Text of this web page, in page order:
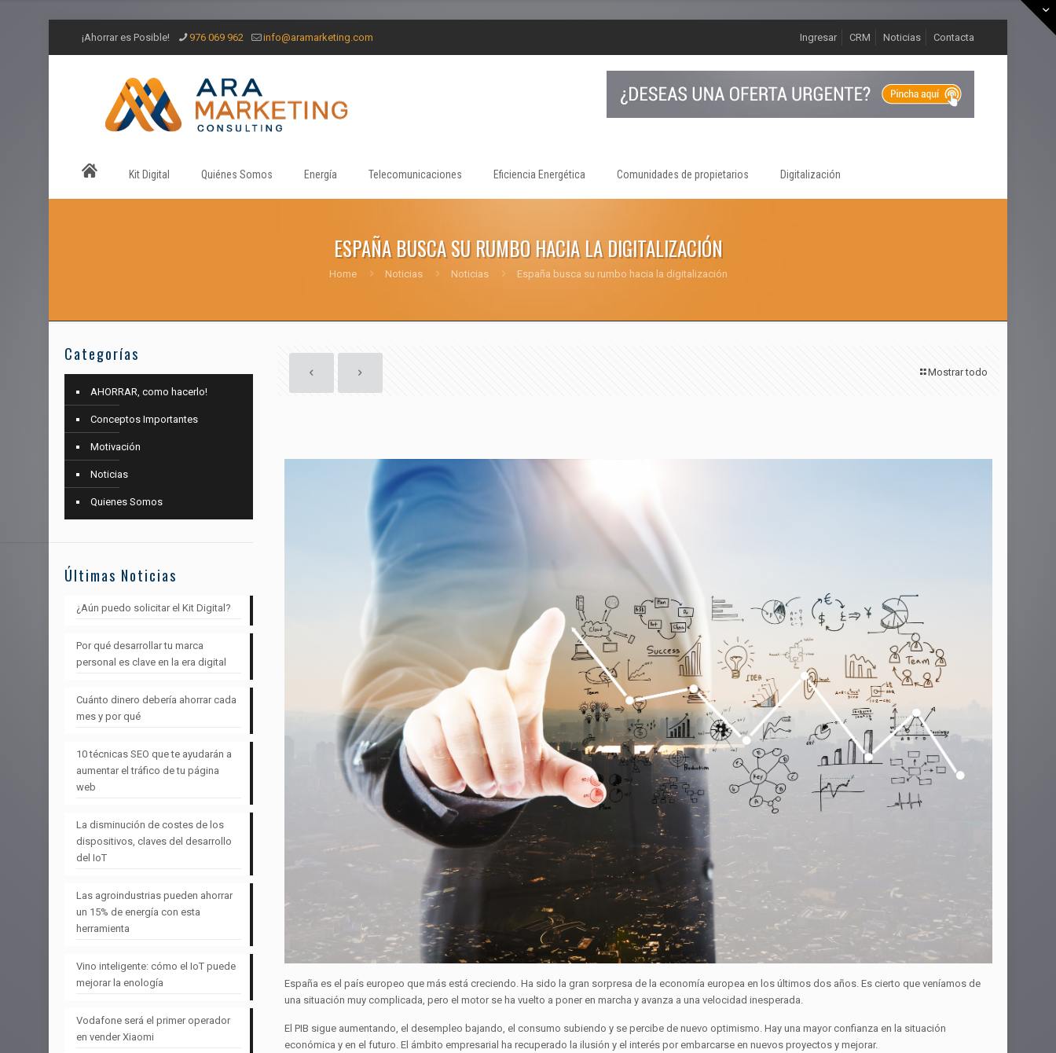
¡Ahorrar es Posible! 976 069 962 info@aramarketing.com Ingresar CRM Noticias Contacta
Kit Digital Quiénes Somos Energía Telecomunicaciones Eficiencia Energética Comunidades de propietarios Digitalización
ESPAÑA BUSCA SU RUMBO HACIA LA DIGITALIZACIÓN
Home Noticias Noticias España busca su rumbo hacia la digitalización
Mostrar todo
España es el país europeo que más está creciendo. Ha sido la gran sorpresa de la economía europea en los últimos dos años. Es cierto que veníamos de
una situación muy complicada, pero el motor se ha vuelto a poner en marcha y avanza a una velocidad inesperada.
El PIB sigue aumentando, el desempleo bajando, el consumo subiendo y se percibe de nuevo optimismo. Hay una mayor confianza en la situación
económica y en el futuro. El ámbito empresarial ha recuperado la ilusión y el interés por embarcarse en nuevos proyectos y mejorar.
Categorías
AHORRAR, como hacerlo!
Conceptos Importantes
Motivación
Noticias
Quienes Somos
Últimas Noticias
¿Aún puedo solicitar el Kit Digital?
Por qué desarrollar tu marca
personal es clave en la era digital
Cuánto dinero debería ahorrar cada
mes y por qué
10 técnicas SEO que te ayudarán a
aumentar el tráfico de tu página
web
La disminución de costes de los
dispositivos, claves del desarrollo
del IoT
Las agroindustrias pueden ahorrar
un 15% de energía con esta
herramienta
Vino inteligente: cómo el IoT puede
mejorar la enología
Vodafone será el primer operador
en vender Xiaomi